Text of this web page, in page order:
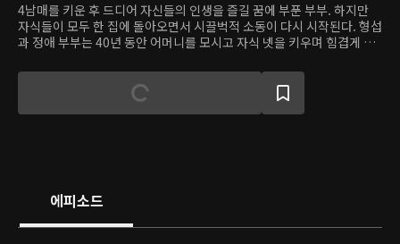
4남매를 키운 후 드디어 자신들의 인생을 즐길 꿈에 부푼 부부. 하지만
자식들이 모두 한 집에 돌아오면서 시끌벅적 소동이 다시 시작된다. 형섭
과 정애 부부는 40년 동안 어머니를 모시고 자식 넷을 키우며 힘겹게 살
겼는데, 이 아이들이 모두 연어처럼 부모의 곁으로 돌아오겠다고 선언한
다. 실직한 첫째, 집을 못 구한 둘째, 이혼한 딸, 그나마 번듯한 막내까지!
게다가 며느리, 손주, 사돈까지 한 집에 모이면서, 노부부의 시름은 한층
에피소드